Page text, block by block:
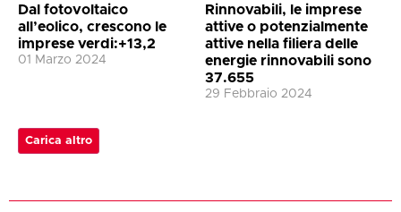
Dal fotovoltaico
all’eolico, crescono le
imprese verdi:+13,2
01 Marzo 2024
Rinnovabili, le imprese
attive o potenzialmente
attive nella filiera delle
energie rinnovabili sono
37.655
29 Febbraio 2024
Carica altro